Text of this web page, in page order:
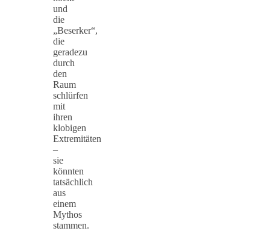
und
die
„Beserker“,
die
geradezu
durch
den
Raum
schlürfen
mit
ihren
klobigen
Extremitäten
–
sie
könnten
tatsächlich
aus
einem
Mythos
stammen.